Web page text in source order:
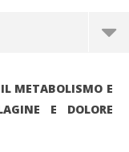
METABOLISMO E
E DOLORE